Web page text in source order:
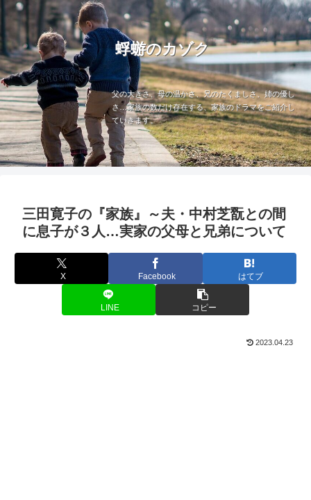
蜉蝣のカゾク
父の大きさ、母の温かさ、兄のたくましさ、姉の優し
さ…家族の数だけ存在する、家族のドラマをご紹介し
ていきます。
三田寛子の『家族』～夫・中村芝翫との間
に息子が３人…実家の父母と兄弟について
X Facebook はてブ
LINE コピー
2023.04.23